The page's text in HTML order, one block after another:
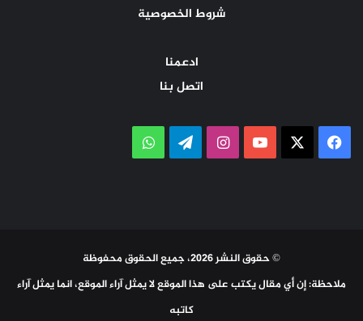
شروط الخصوصية
ادعمنا
اتصل بنا
فيسبوك ‫YouTubeانستقرامتيلقرامواتساب
© حقوق النشر 2026، جميع الحقوق محفوظة
ملاحظة: إن أي مقال يكتب على هذا الموقع لا يمثل آراء الموقع، انما يمثل آراء
كاتبه